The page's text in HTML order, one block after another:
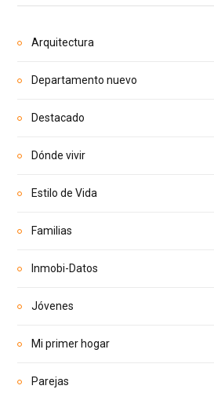
Arquitectura
Departamento nuevo
Destacado
Dónde vivir
Estilo de Vida
Familias
Inmobi-Datos
Jóvenes
Mi primer hogar
Parejas